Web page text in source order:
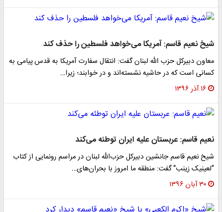
شیخ نعیم قاسم: آمریکا می‌خواهد فلسطین را حذف کند
معاون دبیرکل حزب الله لبنان گفت: انتقال سفارت آمریکا به قدس پیامی به
کسانی است که در حاشیه نشسته‌اند و در خوابند؛ زیرا…
۱۶ آذر ۱۳۹۶
نعیم قاسم: عربستان علیه ایران توطئه می‌کند
شیخ نعیم قاسم جانشین دبیرکل حزب‌الله لبنان در مراسم رونمایی از کتاب
"لعینیک زینب" گفت: منطقه ما امروز با بحران‌های…
۳۰ آبان ۱۳۹۶